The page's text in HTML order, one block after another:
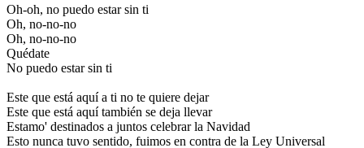
Oh-oh, no puedo estar sin ti
Oh, no-no-no
Oh, no-no-no
Quédate
No puedo estar sin ti
Este que está aquí a ti no te quiere dejar
Este que está aquí también se deja llevar
Estamo' destinados a juntos celebrar la Navidad
Esto nunca tuvo sentido, fuimos en contra de la Ley Universal